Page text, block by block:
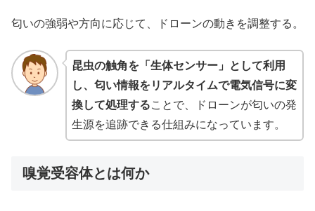
匂いの強弱や方向に応じて、ドローンの動きを調整する。
昆虫の触角を「生体センサー」として利用
し、匂い情報をリアルタイムで電気信号に変
換して処理することで、ドローンが匂いの発
生源を追跡できる仕組みになっています。
嗅覚受容体とは何か